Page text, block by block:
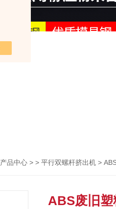
产品中心 > > 平行双螺杆挤出机 >
ABS废旧塑